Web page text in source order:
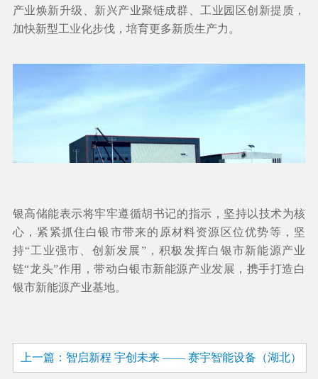
产业焕新升级、新兴产业聚链成群、工业园区创新提质，
加快新型工业化步伐，培育更多新质生产力。
银高储能表示将牢牢遵循胡书记的指示，坚持以技术为核
心，紧紧抓住白银市带来的原材料资源区位优势等，坚
持“工业强市、创新发展”，积极发挥白银市新能源产业
链“龙头”作用，带动白银市新能源产业发展，携手打造白
银市新能源产业基地。
上一篇：智启新程 宇创未来 —— 赛宇智能设备（湖北）